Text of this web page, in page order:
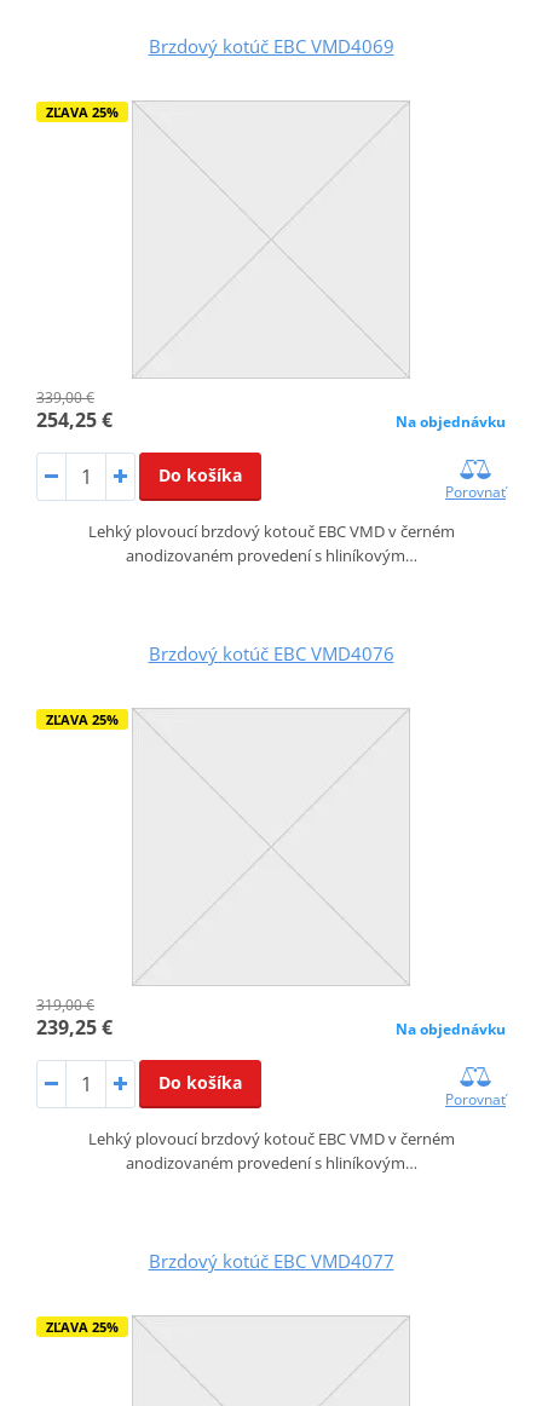
Brzdový kotúč EBC VMD4069
ZĽAVA 25%
339,00 €
254,25 € Na objednávku
Do košíka
Porovnať
Lehký plovoucí brzdový kotouč EBC VMD v černém
anodizovaném provedení s hliníkovým…
Brzdový kotúč EBC VMD4076
ZĽAVA 25%
319,00 €
239,25 € Na objednávku
Do košíka
Porovnať
Lehký plovoucí brzdový kotouč EBC VMD v černém
anodizovaném provedení s hliníkovým…
Brzdový kotúč EBC VMD4077
ZĽAVA 25%